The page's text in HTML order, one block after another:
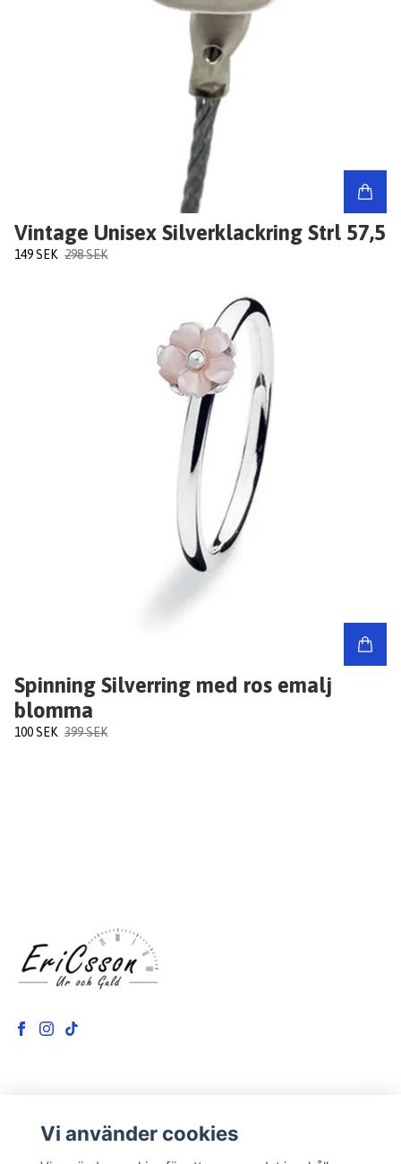
Vintage Unisex Silverklackring Strl 57,5
149 SEK 298 SEK
Spinning Silverring med ros emalj
blomma
100 SEK 399 SEK
KontaktVi använder cookies